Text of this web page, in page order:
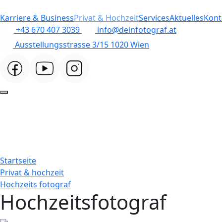
Karriere & BusinessPrivat & HochzeitServicesAktuelles
+43 670 407 3039
info@deinfotograf.at
Ausstellungsstrasse 3/15 1020 Wien
Startseite
Privat & hochzeit
Hochzeits fotograf
Hochzeitsfotograf